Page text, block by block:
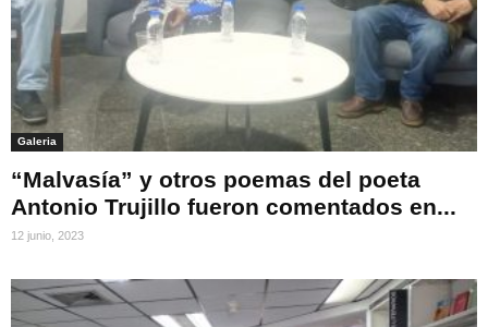
Galeria
“Malvasía” y otros poemas del poeta
Antonio Trujillo fueron comentados en...
12 junio, 2023